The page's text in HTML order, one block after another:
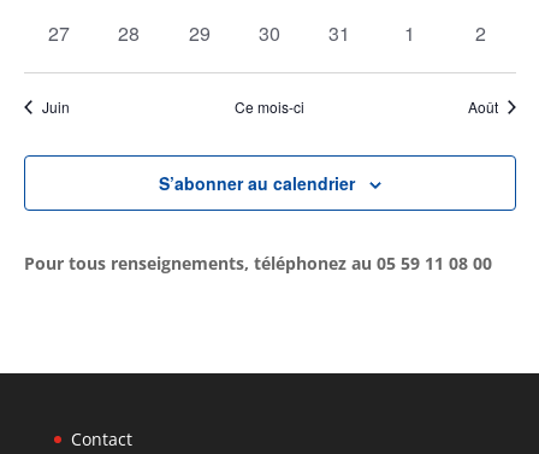
0
27
0
28
0
29
0
30
0
31
0
1
0
2
Juin Ce mois-ci Août
S’abonner au calendrier
Pour tous renseignements, téléphonez au 05 59 11 08 00
Contact